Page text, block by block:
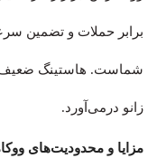
برابر حملات و تضمین
شماست. هاستینگ ضعیف،
زانو درمی‌آورد.
مزایا و محدودیت‌های